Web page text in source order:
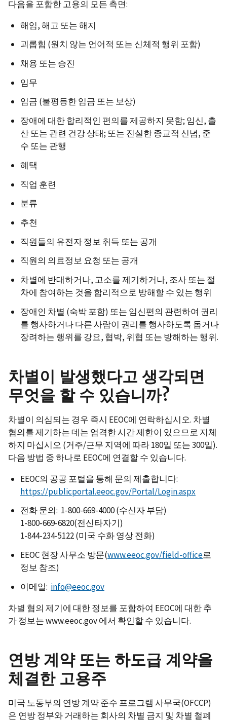
다음을 포함한 고용의 모든 측면:
해임, 해고 또는 해지
괴롭힘 (원치 않는 언어적 또는 신체적 행위 포함)
채용 또는 승진
임무
임금 (불평등한 임금 또는 보상)
장애에 대한 합리적인 편의를 제공하지 못함; 임신, 출
산 또는 관련 건강 상태; 또는 진실한 종교적 신념, 준
수 또는 관행
혜택
직업 훈련
분류
추천
직원들의 유전자 정보 취득 또는 공개
직원의 의료정보 요청 또는 공개
차별에 반대하거나, 고소를 제기하거나, 조사 또는 절
차에 참여하는 것을 합리적으로 방해할 수 있는 행위
장애인 차별 (숙박 포함) 또는 임신편의 관련하여 권리
를 행사하거나 다른 사람이 권리를 행사하도록 돕거나
장려하는 행위를 강요, 협박, 위협 또는 방해하는 행위.
차별이 발생했다고 생각되면
무엇을 할 수 있습니까?
차별이 의심되는 경우 즉시 EEOC에 연락하십시오. 차별
혐의를 제기하는 데는 엄격한 시간 제한이 있으므로 지체
하지 마십시오 (거주/근무 지역에 따라 180일 또는 300일).
다음 방법 중 하나로 EEOC에 연결할 수 있습니다.
EEOC의 공공 포털을 통해 문의 제출합니다:
https://publicportal.eeoc.gov/Portal/Login.aspx
전화 문의: 1-800-669-4000 (수신자 부담)
1-800-669-6820(전신타자기)
1-844-234-5122 (미국 수화 영상 전화)
EEOC 현장 사무소 방문(www.eeoc.gov/field-office로
정보 참조)
이메일: info@eeoc.gov
차별 혐의 제기에 대한 정보를 포함하여 EEOC에 대한 추
가 정보는 www.eeoc.gov 에서 확인할 수 있습니다.
연방 계약 또는 하도급 계약을
체결한 고용주
미국 노동부의 연방 계약 준수 프로그램 사무국(OFCCP)
은 연방 정부와 거래하는 회사의 차별 금지 및 차별 철폐